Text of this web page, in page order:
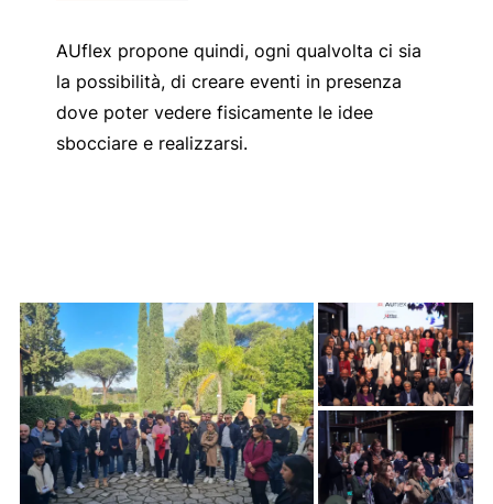
AUflex propone quindi, ogni qualvolta ci sia
la possibilità, di creare eventi in presenza
dove poter vedere fisicamente le idee
sbocciare e realizzarsi.